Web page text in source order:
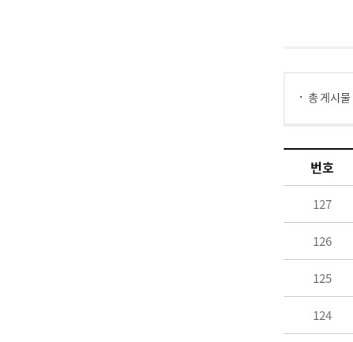
게시물 검색
총 게시물
주민의견/사업제안 목록 으로 번호, 제목, 작성자, 조회수, 등록 일로 나열 되고 있습니다.
번호
127
126
125
124